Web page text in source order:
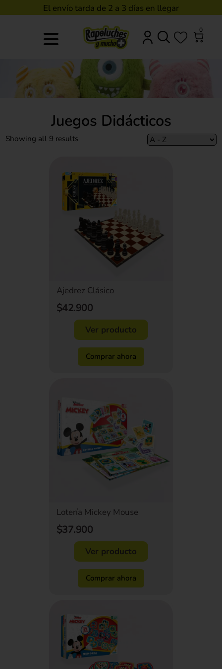
El envío tarda de 2 a 3 días en llegar
0
Juegos Didácticos
Showing all 9 results
Ajedrez Clásico
$42.900
Ver producto
Comprar ahora
Lotería Mickey Mouse
$37.900
Ver producto
Comprar ahora